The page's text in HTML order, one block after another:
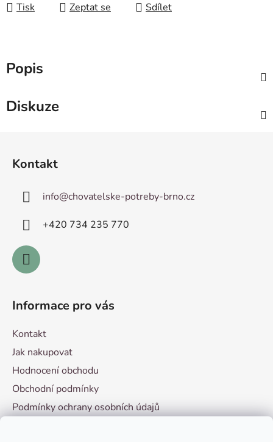
Tisk Zeptat se Sdílet
Popis
Diskuze
Kontakt
info@chovatelske-potreby-brno.cz
+420 ­734 235 770
Informace pro vás
Kontakt
Jak nakupovat
Hodnocení obchodu
Obchodní podmínky
Podmínky ochrany osobních údajů